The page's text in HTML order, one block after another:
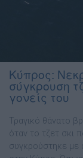
Κύπρος:
σύγκρουση
γονείς του
Τραγικό θάνατο
όταν το τζετ σκι
συγκρούστηκε